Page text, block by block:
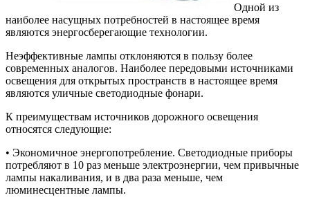
Одной из
наиболее насущных потребностей в настоящее время
являются энергосберегающие технологии.
Неэффективные лампы отклоняются в пользу более
современных аналогов. Наиболее передовыми источниками
освещения для открытых пространств в настоящее время
являются уличные светодиодные фонари.
К преимуществам источников дорожного освещения
относятся следующие:
• Экономичное энергопотребление. Светодиодные приборы
потребляют в 10 раз меньше электроэнергии, чем привычные
лампы накаливания, и в два раза меньше, чем
люминесцентные лампы.